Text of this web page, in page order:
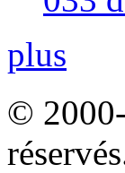
plus
©